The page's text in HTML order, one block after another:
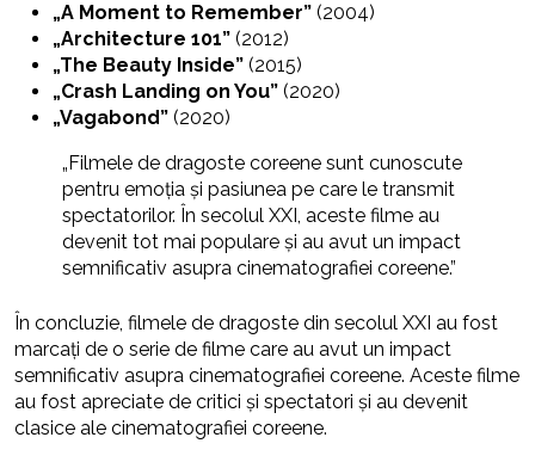
„A Moment to Remember” (2004)
„Architecture 101” (2012)
„The Beauty Inside” (2015)
„Crash Landing on You” (2020)
„Vagabond” (2020)
„Filmele de dragoste coreene sunt cunoscute
pentru emoția și pasiunea pe care le transmit
spectatorilor. În secolul XXI, aceste filme au
devenit tot mai populare și au avut un impact
semnificativ asupra cinematografiei coreene.”
În concluzie, filmele de dragoste din secolul XXI au fost
marcați de o serie de filme care au avut un impact
semnificativ asupra cinematografiei coreene. Aceste filme
au fost apreciate de critici și spectatori și au devenit
clasice ale cinematografiei coreene.